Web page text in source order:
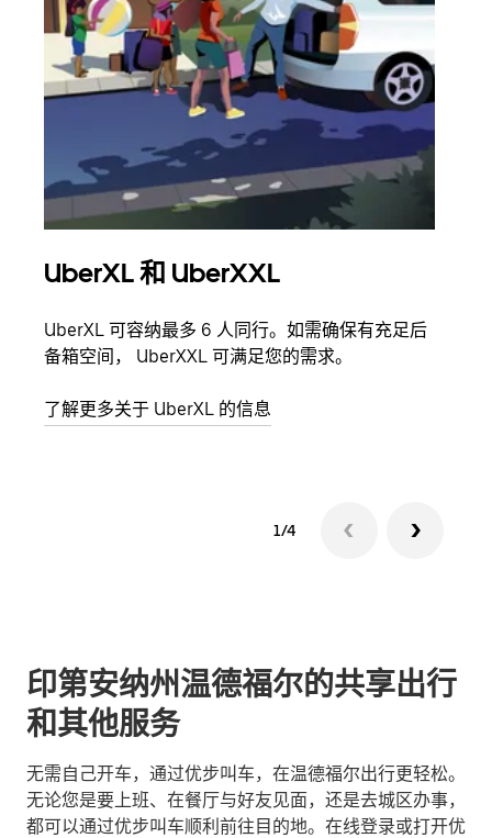
UberXL 和 UberXXL
UberXL 可容纳最多 6 人同行。如需确保有充足后
备箱空间， UberXXL 可满足您的需求。
了解更多关于 UberXL 的信息
1/4
印第安纳州温德福尔的共享出行
和其他服务
无需自己开车，通过优步叫车，在温德福尔出行更轻松。
无论您是要上班、在餐厅与好友见面，还是去城区办事，
都可以通过优步叫车顺利前往目的地。在线登录或打开优